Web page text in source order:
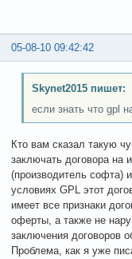
05-08-10 09:42:42
Skynet2015 пишет:
если знать что gpl
Кто вам сказал такую
заключать договора на
(производитель софта)
условиях GPL этот
имеет все признаки
оферты, а также не
заключения договоров
Проблема, как я уже